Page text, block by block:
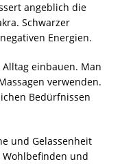
angeblich die
Schwarzer
Energien.
einbauen. Man
verwenden.
Bedürfnissen
und Gelassenheit
und